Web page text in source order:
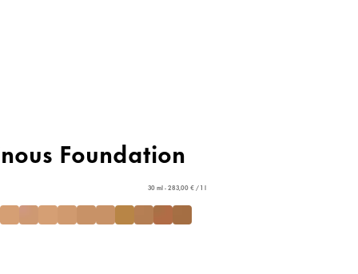
Foundation
30 ml - 283,00 € / 1 l